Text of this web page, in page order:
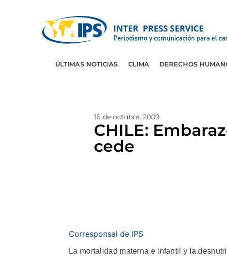
ÚLTIMAS NOTICIAS CLIMA DERECHOS
16 de octubre, 2009
CHILE:
cede
Corresponsal de IPS
La mortalidad materna e infantil y la